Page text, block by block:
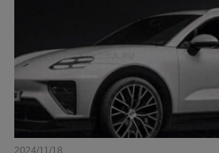
2024/11/18